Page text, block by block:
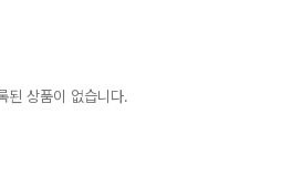
된 상품이 없습니다.